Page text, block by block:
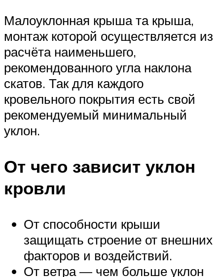
Малоуклонная крыша та крыша,
монтаж которой осуществляется из
расчёта наименьшего,
рекомендованного угла наклона
скатов. Так для каждого
кровельного покрытия есть свой
рекомендуемый минимальный
уклон.
От чего зависит уклон
кровли
От способности крыши
защищать строение от внешних
факторов и воздействий.
От ветра — чем больше уклон